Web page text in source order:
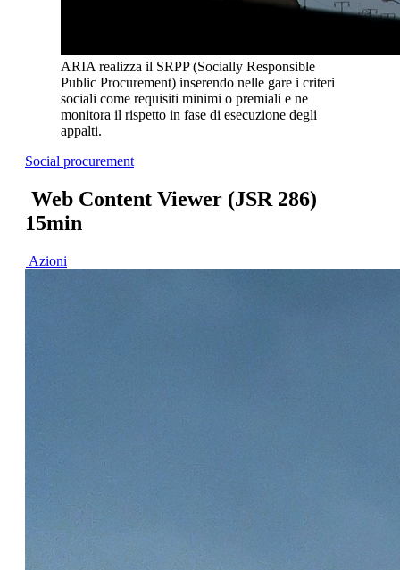
ARIA realizza il SRPP (Socially Responsible
Public Procurement) inserendo nelle gare i criteri
sociali come requisiti minimi o premiali e ne
monitora il rispetto in fase di esecuzione degli
appalti.
Social procurement
Web Content Viewer (JSR 286)
15min
Azioni